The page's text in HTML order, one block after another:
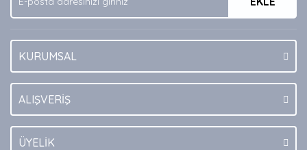
KURUMSAL
ALIŞVERİŞ
ÜYELİK